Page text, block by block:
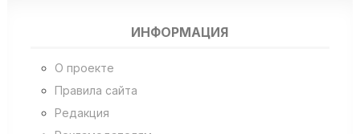
ИНФОРМАЦИЯ
О проекте
Правила сайта
Редакция